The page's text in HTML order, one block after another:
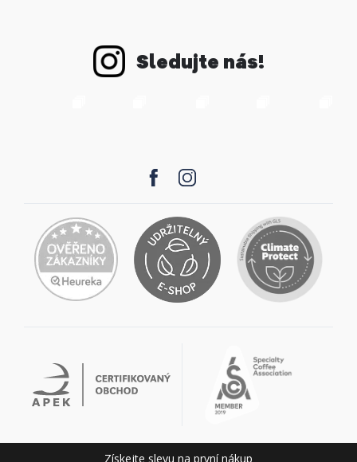
Sledujte nás!
Získejte slevu na první nákup